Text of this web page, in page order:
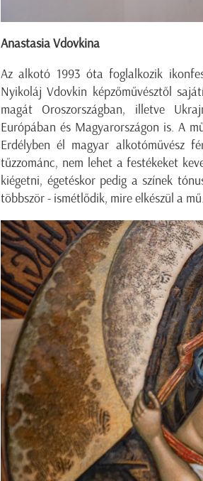
Anastasia Vdovkina
Az alkotó 1993 óta foglalkozik
Nyikoláj Vdovkin képzőművésztől
magát Oroszországban, illetve
Európában és Magyarországon is. A
Erdélyben él magyar alkotóművész
tűzzománc, nem lehet a festékeket
kiégetni, égetéskor pedig a színek
többször - ismétlődik, mire elkészül a mű.